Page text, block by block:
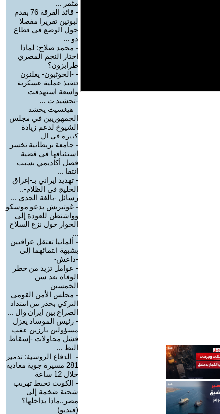
مثمر ...
-
قائد الفرقة 76 يقدم
لبوتين تقريرا مفصلا
حول الوضع في قطاع
دو ...
- محمد صلاح: لماذا
اختار النجم المصري
طرابزون؟
- -الحوثيون- يعلنون
تنفيذ عملية عسكرية
واسعة استهدفت
-تحشيدات ...
- هيغسيث يحشد
الجمهوريين في مجلس
الشيوخ لدعم زيادة
كبيرة في ال ...
- جامعة بريطانية تخسر
استئنافها في قضية
فصل أكاديمي بسبب
انتقا ...
- تهديد إيراني بـ-إغراق
الخليج في الظلام-..
رسائل -بالغة الجدي ...
- غوتيريش يدعو موسكو
وواشنطن للعودة إلى
الحوار حول نزع السلاح
...
- ألمانيا تعتقل عراقيين
بشبهة انتمائهما إلى
-داعش-
- عوامل تزيد من خطر
الوفاة بعد سن
الخمسين
- مجلس الأمن القومي
التركي يحذر من امتداد
الصراع بين إيران وال ...
- رئيس الموساد يعزل
مسؤولين بارزين عقب
فشل محاولات -إسقاط
النظ ...
- الدفاع الروسية: تدمير
281 مسيرة جوية معادية
خلال 12 ساعة
- الكويت تحبط تهريب
شحنة ضخمة إلى
مصر..ماذا بداخلها؟
(فيديو)